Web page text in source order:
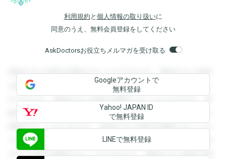
利用規約 と 個人情報の取り扱いに
同意のうえ、無料会員登録をしてください
AskDoctorsお役立ちメルマガを受け取る
登録すると回答を閲覧することができます。登録すると回答
を閲覧することができます。登録すると回答を閲覧すること
ができます。登録すると回答を閲覧することができます。登
録すると回答を閲覧することができます。登録すると回答を
閲覧することができます。登録すると回答を閲覧することが
できます。登録すると回答を閲覧することができます。登録
すると回答を閲覧することができます。登録すると回答を閲
Googleアカウントで
無料登録
Yahoo! JAPAN ID
で無料登録
LINEで無料登録